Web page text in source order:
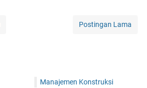
Postingan Lama
Manajemen Konstruksi